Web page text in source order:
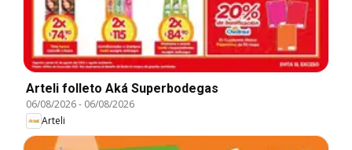
Arteli folleto Aká Superbodegas
06/08/2026- 06/08/2026
Arteli